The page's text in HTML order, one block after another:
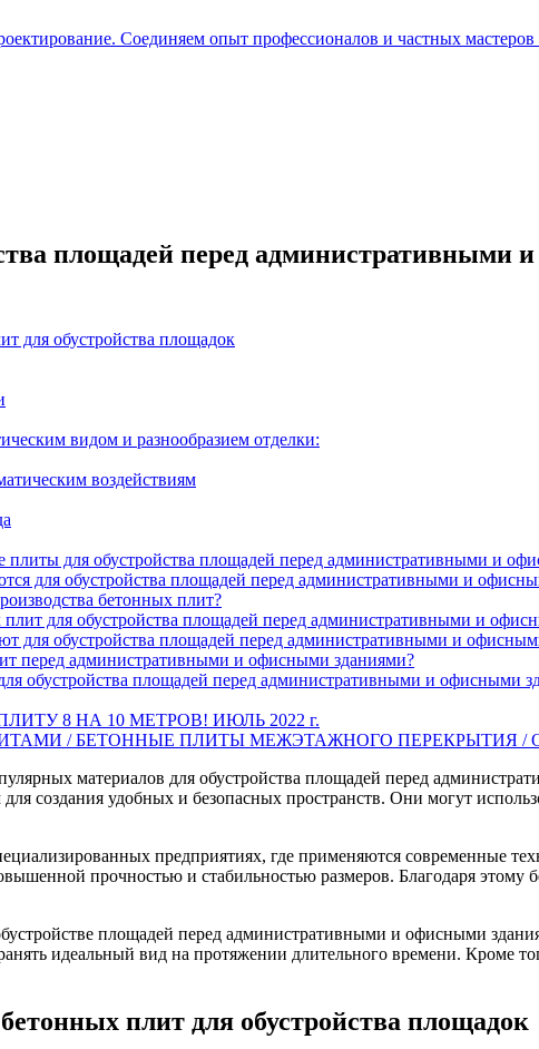
Соединяем опыт профессионалов и частных
площадей перед административными
для обустройства площадок
видом и разнообразием отделки:
воздействиям
для обустройства площадей перед административными и
для обустройства площадей перед административными и
бетонных плит?
для обустройства площадей перед административными и
для обустройства площадей перед административными и
перед административными и офисными зданиями?
обустройства площадей перед административными и офисными
8 НА 10 МЕТРОВ! ИЮЛЬ 2022 г.
/ БЕТОННЫЕ ПЛИТЫ МЕЖЭТАЖНОГО ПЕРЕКРЫТИЯ /
материалов для обустройства площадей перед
создания удобных и безопасных пространств. Они могут
предприятиях, где применяются современные
прочностью и стабильностью размеров. Благодаря этому
площадей перед административными и офисными
идеальный вид на протяжении длительного времени. Кроме
плит для обустройства площадок